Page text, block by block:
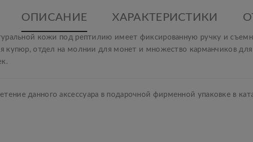
ОПИСАНИЕ ХАРАКТЕРИСТИКИ
кожи под рептилию имеет фиксированную ручку и
купюр, отдел на молнии для монет и множество карманчиков
данного аксессуара в подарочной фирменной упаковке в